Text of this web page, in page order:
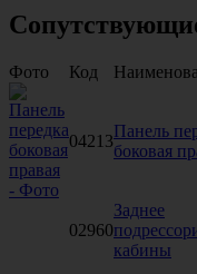
Фото Код
04213
Панель
боковая
02960
Заднее
кабины